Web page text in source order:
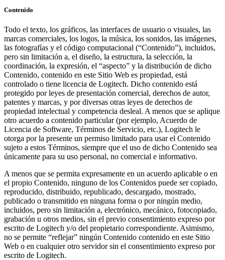
Contenido
Todo el texto, los gráficos, las interfaces de usuario o visuales, las
marcas comerciales, los logos, la música, los sonidos, las imágenes,
las fotografías y el código computacional (“Contenido”), incluidos,
pero sin limitación a, el diseño, la estructura, la selección, la
coordinación, la expresión, el “aspecto” y la distribución de dicho
Contenido, contenido en este Sitio Web es propiedad, está
controlado o tiene licencia de Logitech. Dicho contenido está
protegido por leyes de presentación comercial, derechos de autor,
patentes y marcas, y por diversas otras leyes de derechos de
propiedad intelectual y competencia desleal. A menos que se aplique
otro acuerdo a contenido particular (por ejemplo, Acuerdo de
Licencia de Software, Términos de Servicio, etc.), Logitech le
otorga por la presente un permiso limitado para usar el Contenido
sujeto a estos Términos, siempre que el uso de dicho Contenido sea
únicamente para su uso personal, no comercial e informativo.
A menos que se permita expresamente en un acuerdo aplicable o en
el propio Contenido, ninguno de los Contenidos puede ser copiado,
reproducido, distribuido, republicado, descargado, mostrado,
publicado o transmitido en ninguna forma o por ningún medio,
incluidos, pero sin limitación a, electrónico, mecánico, fotocopiado,
grabación u otros medios, sin el previo consentimiento expreso por
escrito de Logitech y/o del propietario correspondiente. Asimismo,
no se permite “reflejar” ningún Contenido contenido en este Sitio
Web o en cualquier otro servidor sin el consentimiento expreso por
escrito de Logitech.